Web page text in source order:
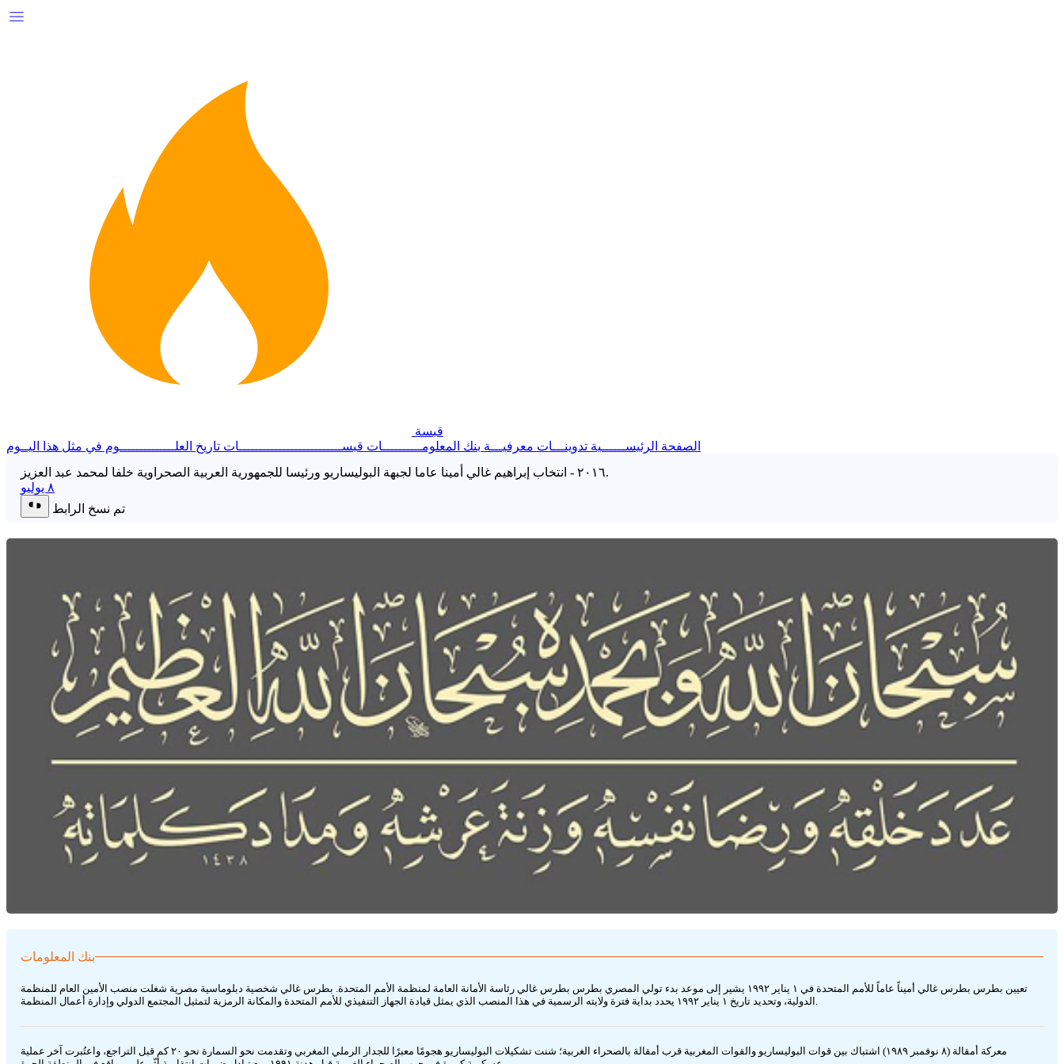
قبسة
الصفحة الرئيســــــية تدوينـــات معرفيـــة بنك المعلومــــــــــات قبســــــــــــــــــــــــــات تاريخ العلــــــــــــــوم في مثل هذا اليــوم
٢٠١٦ - انتخاب إبراهيم غالي أمينا عاما لجبهة البوليساريو ورئيسا للجمهورية العربية الصحراوية خلفا لمحمد عبد العزيز.
٨ يوليو
تم نسخ الرابط
بنك المعلومات
تعيين بطرس بطرس غالي أميناً عاماً للأمم المتحدة في ١ يناير ١٩٩٢ يشير إلى موعد بدء تولي المصري بطرس بطرس غالي رئاسة الأمانة العامة لمنظمة الأمم المتحدة. بطرس غالي شخصية دبلوماسية مصرية شغلت منصب الأمين العام للمنظمة
الدولية، وتحديد تاريخ ١ يناير ١٩٩٢ يحدد بداية فترة ولايته الرسمية في هذا المنصب الذي يمثل قيادة الجهاز التنفيذي للأمم المتحدة والمكانة الرمزية لتمثيل المجتمع الدولي وإدارة أعمال المنظمة.
معركة أمقالة (٨ نوفمبر ١٩٨٩) اشتباك بين قوات البوليساريو والقوات المغربية قرب أمقالة بالصحراء الغربية؛ شنت تشكيلات البوليساريو هجومًا معبرًا للجدار الرملي المغربي وتقدمت نحو السمارة نحو ٢٠ كم قبل التراجع، واعتُبرت آخر عملية